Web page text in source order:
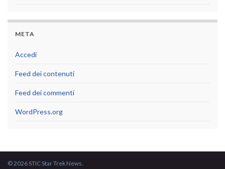
META
Accedi
Feed dei contenuti
Feed dei commenti
WordPress.org
© 2026 STIC Star Trek News.